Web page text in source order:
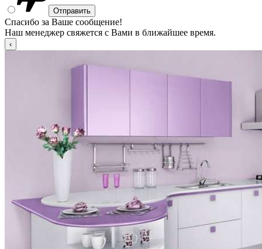
Спасибо за Ваше сообщение!
Наш менеджер свяжется с Вами в ближайшее время.